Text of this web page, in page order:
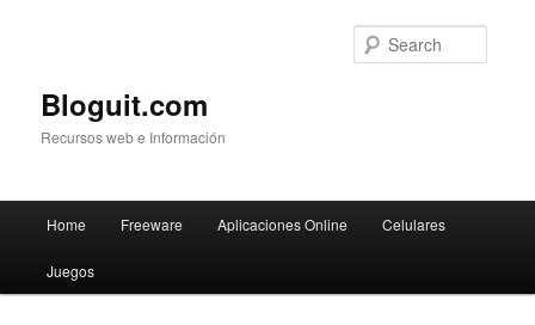
Bloguit.com
Recursos web e Información
Skip
to
Home Freeware Aplicaciones Online Celulares
Juegos